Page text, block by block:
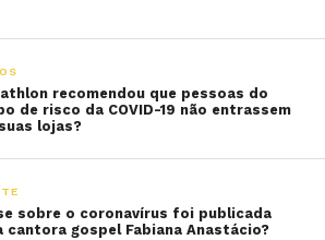
recomendou que pessoas do
de risco da COVID-19 não entrassem
lojas?
sobre o coronavírus foi publicada
cantora gospel Fabiana Anastácio?